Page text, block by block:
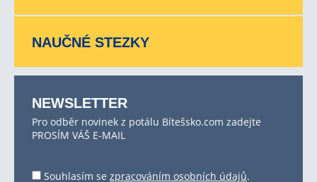
NAUČNÉ STEZKY
NEWSLETTER
Pro odběr novinek z potálu Bítešsko.com zadejte
PROSÍM VÁŠ E-MAIL
Souhlasím se zpracováním osobních údajů.